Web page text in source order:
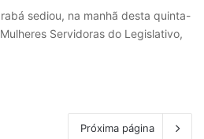
sediou, na manhã desta quinta-
Servidoras do Legislativo,
Próxima página